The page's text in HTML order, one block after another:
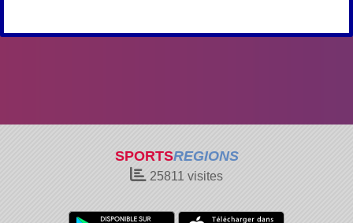
SPORTSREGIONS
25811 visites